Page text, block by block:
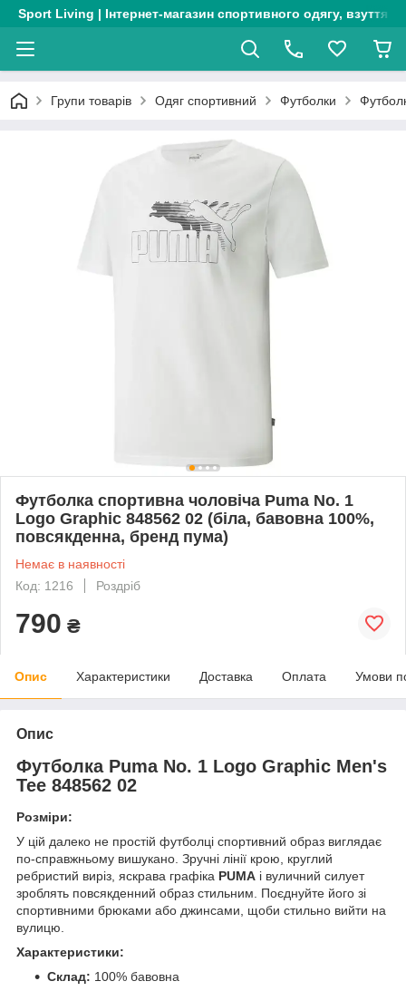
Sport Living | Інтернет-магазин спортивного одягу, взуття
Групи товарів Одяг спортивний Футболки
Футболка спортивна чоловіча Puma No. 1
Logo Graphic 848562 02 (біла, бавовна 100%,
повсякденна, бренд пума)
Немає в наявності
Код: 1216
Роздріб
790 ₴
Опис Характеристики Доставка Оплата Умови
Опис
Футболка Puma No. 1 Logo Graphic Men's
Tee 848562 02
Розміри:
У цій далеко не простій футболці спортивний образ виглядає
по-справжньому вишукано. Зручні лінії крою, круглий
ребристий виріз, яскрава графіка PUMA і вуличний силует
зроблять повсякденний образ стильним. Поєднуйте його зі
спортивними брюками або джинсами, щоби стильно вийти на
вулицю.
Характеристики:
Склад: 100% бавовна